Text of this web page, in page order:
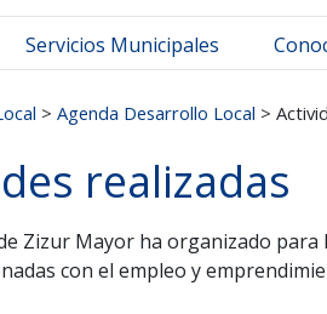
Servicios Municipales
> Agenda Desarrollo Local >
realizadas
Zizur Mayor ha organizado
con el empleo y